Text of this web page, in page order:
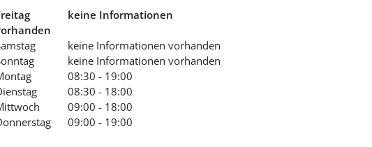
keine Informationen
keine Informationen vorhanden
keine Informationen vorhanden
08:30 - 19:00
08:30 - 18:00
09:00 - 18:00
09:00 - 19:00